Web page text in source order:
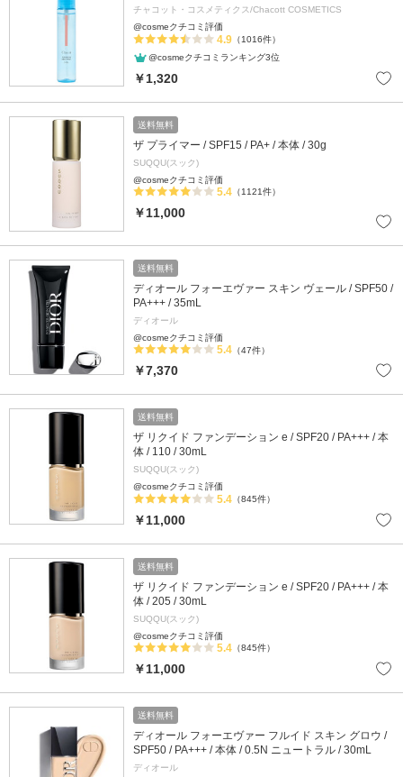
チャコット・コスメティクス/Chacott COSMETICS
@cosmeクチコミ評価
4.9 （1016件）
@cosmeクチコミランキング3位
￥1,320
送料無料
ザ プライマー / SPF15 / PA+ / 本体 / 30g
SUQQU(スック)
@cosmeクチコミ評価
5.4 （1121件）
￥11,000
送料無料
ディオール フォーエヴァー スキン ヴェール / SPF50 /
PA+++ / 35mL
ディオール
@cosmeクチコミ評価
5.4 （47件）
￥7,370
送料無料
ザ リクイド ファンデーション e / SPF20 / PA+++ / 本
体 / 110 / 30mL
SUQQU(スック)
@cosmeクチコミ評価
5.4 （845件）
￥11,000
送料無料
ザ リクイド ファンデーション e / SPF20 / PA+++ / 本
体 / 205 / 30mL
SUQQU(スック)
@cosmeクチコミ評価
5.4 （845件）
￥11,000
送料無料
ディオール フォーエヴァー フルイド スキン グロウ /
SPF50 / PA+++ / 本体 / 0.5N ニュートラル / 30mL
ディオール